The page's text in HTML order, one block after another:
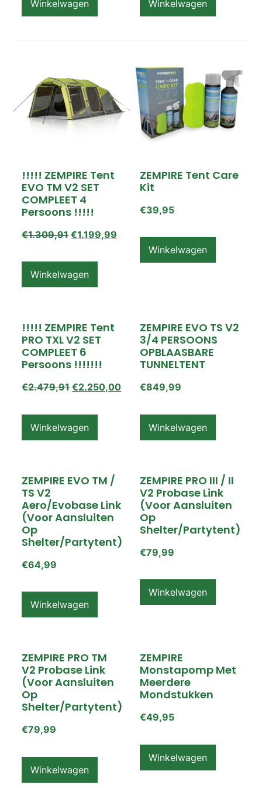
Winkelwagen Winkelwagen
!!!!! ZEMPIRE Tent
EVO TM V2 SET
COMPLEET 4
Persoons !!!!!
€1.309,91 €1.199,99
Winkelwagen
ZEMPIRE Tent Care
Kit
€39,95
Winkelwagen
!!!!! ZEMPIRE Tent
PRO TXL V2 SET
COMPLEET 6
Persoons !!!!!!!
€2.479,91 €2.250,00
Winkelwagen
ZEMPIRE EVO TS V2
3/4 PERSOONS
OPBLAASBARE
TUNNELTENT
€849,99
Winkelwagen
ZEMPIRE EVO TM /
TS V2
Aero/Evobase Link
(voor Aansluiten
Op
Shelter/partytent)
€64,99
Winkelwagen
ZEMPIRE PRO III / II
V2 Probase Link
(voor Aansluiten
Op
Shelter/partytent)
€79,99
Winkelwagen
ZEMPIRE PRO TM
V2 Probase Link
(voor Aansluiten
Op
Shelter/partytent)
€79,99
Winkelwagen
ZEMPIRE
Monstapomp Met
Meerdere
Mondstukken
€49,95
Winkelwagen